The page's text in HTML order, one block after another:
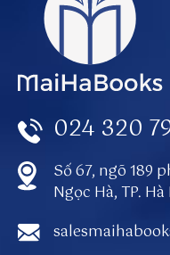
d
s/
u
h
o
r/
s
n
024 320
Số 67, ngõ 189
Ngọc Hà, TP.